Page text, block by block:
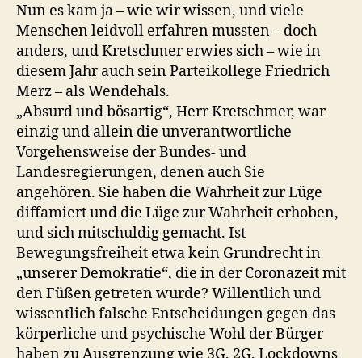
Nun es kam ja – wie wir wissen, und viele
Menschen leidvoll erfahren mussten – doch
anders, und Kretschmer erwies sich – wie in
diesem Jahr auch sein Parteikollege Friedrich
Merz – als Wendehals.
„Absurd und bösartig“, Herr Kretschmer, war
einzig und allein die unverantwortliche
Vorgehensweise der Bundes- und
Landesregierungen, denen auch Sie
angehören. Sie haben die Wahrheit zur Lüge
diffamiert und die Lüge zur Wahrheit erhoben,
und sich mitschuldig gemacht. Ist
Bewegungsfreiheit etwa kein Grundrecht in
„unserer Demokratie“, die in der Coronazeit mit
den Füßen getreten wurde? Willentlich und
wissentlich falsche Entscheidungen gegen das
körperliche und psychische Wohl der Bürger
haben zu Ausgrenzung wie 3G, 2G, Lockdowns